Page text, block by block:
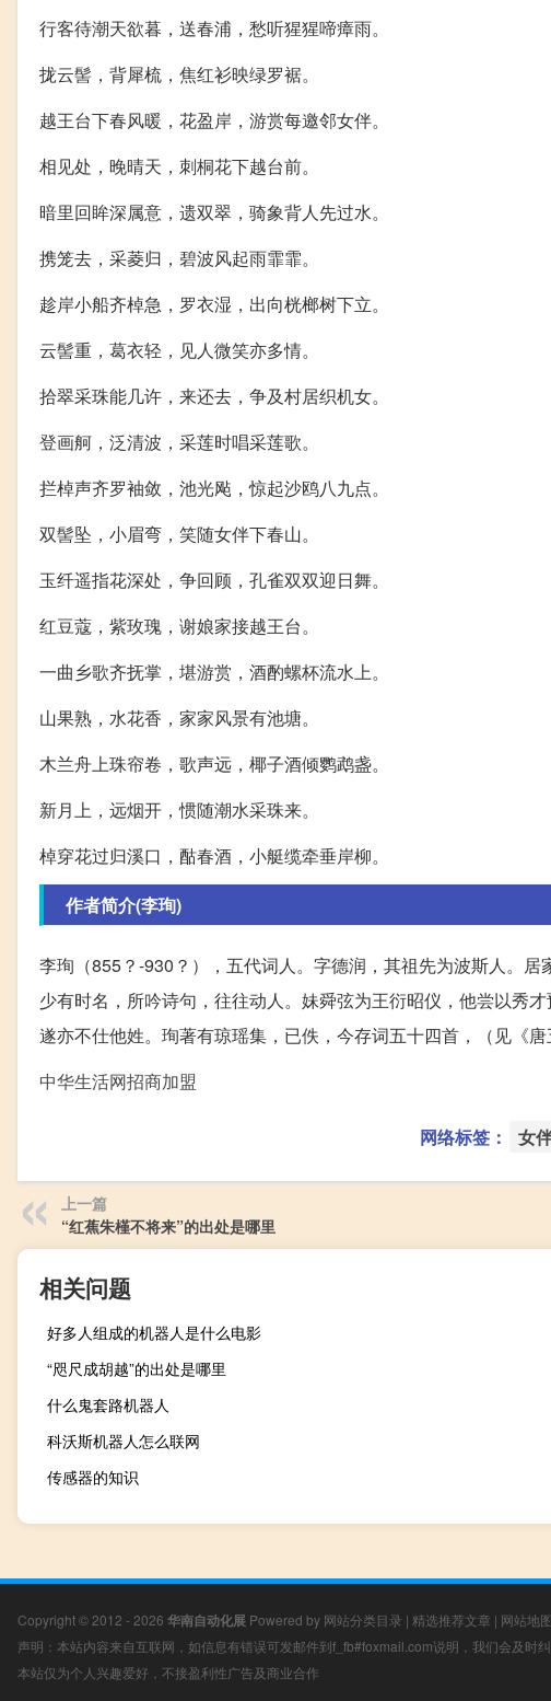
行客待潮天欲暮，送春浦，愁听猩猩啼瘴雨。
拢云髻，背犀梳，焦红衫映绿罗裾。
越王台下春风暖，花盈岸，游赏每邀邻女伴。
相见处，晚晴天，刺桐花下越台前。
暗里回眸深属意，遗双翠，骑象背人先过水。
携笼去，采菱归，碧波风起雨霏霏。
趁岸小船齐棹急，罗衣湿，出向桄榔树下立。
云髻重，葛衣轻，见人微笑亦多情。
拾翠采珠能几许，来还去，争及村居织机女。
登画舸，泛清波，采莲时唱采莲歌。
拦棹声齐罗袖敛，池光飐，惊起沙鸥八九点。
双髻坠，小眉弯，笑随女伴下春山。
玉纤遥指花深处，争回顾，孔雀双双迎日舞。
红豆蔻，紫玫瑰，谢娘家接越王台。
一曲乡歌齐抚掌，堪游赏，酒酌螺杯流水上。
山果熟，水花香，家家风景有池塘。
木兰舟上珠帘卷，歌声远，椰子酒倾鹦鹉盏。
新月上，远烟开，惯随潮水采珠来。
棹穿花过归溪口，酤春酒，小艇缆牵垂岸柳。
作者简介(李珣)
李珣（855？-930？），五代词人。字德润，其祖先为波斯人。
少有时名，所吟诗句，往往动人。妹舜弦为王衍昭仪，他尝以秀
遂亦不仕他姓。珣著有琼瑶集，已佚，今存词五十四首，（见《唐
中华生活网招商加盟
网络标签： 女
上一篇
“红蕉朱槿不将来”的出处是哪里
相关问题
好多人组成的机器人是什么电影
“咫尺成胡越”的出处是哪里
什么鬼套路机器人
科沃斯机器人怎么联网
传感器的知识
Copyright © 2012 - 2026 华南自动化展 Powered by 网站分类目录 | 精选推荐文章 | 网站地图
声明：本站内容来自互联网，如信息有错误可发邮件到f_fb#foxmail.com说明，我们会及时
本站仅为个人兴趣爱好，不接盈利性广告及商业合作